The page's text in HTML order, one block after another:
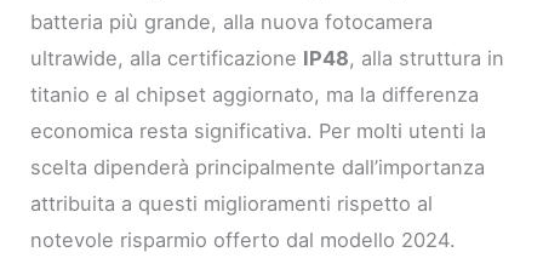
batteria più grande, alla nuova fotocamera
ultrawide, alla certificazione IP48, alla struttura in
titanio e al chipset aggiornato, ma la differenza
economica resta significativa. Per molti utenti la
scelta dipenderà principalmente dall’importanza
attribuita a questi miglioramenti rispetto al
notevole risparmio offerto dal modello 2024.